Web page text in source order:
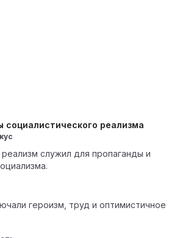
социалистического реализма
служил для пропаганды и
героизм, труд и оптимистичное